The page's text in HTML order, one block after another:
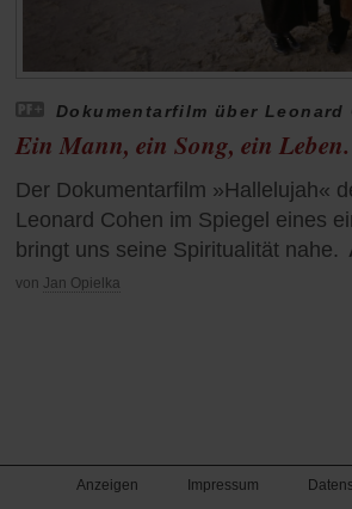
Dokumentarfilm über Leonard
Ein Mann, ein Song, ein Leben.
Der Dokumentarfilm »Hallelujah«
Leonard Cohen im Spiegel eines
bringt uns seine Spiritualität nahe.
von Jan Opielka
Anzeigen Impressum